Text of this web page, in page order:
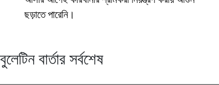
ছড়াতে পারেনি।
বুলেটিন বার্তার সর্বশেষ